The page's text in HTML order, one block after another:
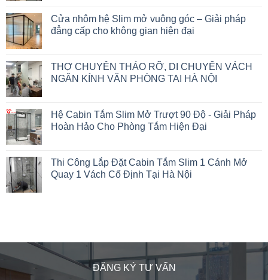
Cửa nhôm hệ Slim mở vuông góc – Giải pháp
đẳng cấp cho không gian hiện đại
THỢ CHUYÊN THÁO RỠ, DI CHUYỂN VÁCH
NGĂN KÍNH VĂN PHÒNG TAI HÀ NỘI
Hệ Cabin Tắm Slim Mở Trượt 90 Độ - Giải Pháp
Hoàn Hảo Cho Phòng Tắm Hiện Đại
Thi Công Lắp Đặt Cabin Tắm Slim 1 Cánh Mở
Quay 1 Vách Cố Định Tại Hà Nội
ĐĂNG KÝ TƯ VẤN